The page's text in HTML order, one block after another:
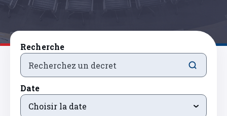
Recherche
Date
Choisir la date